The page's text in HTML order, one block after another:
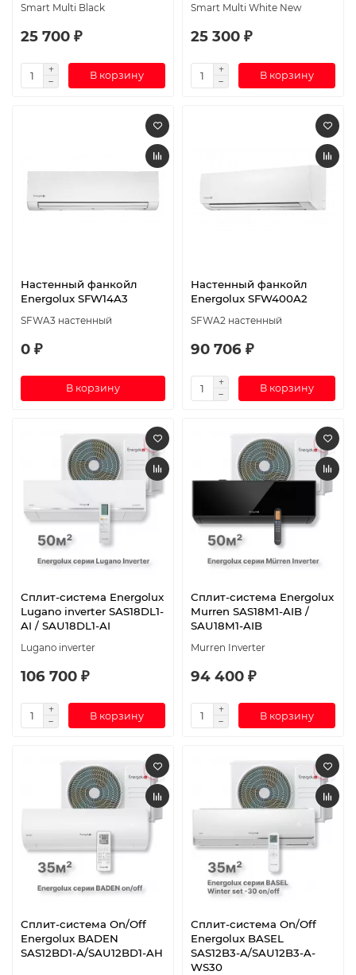
Smart Multi Black
25 700 ₽
В корзину
Smart Multi White New
25 300 ₽
В корзину
Настенный фанкойл
Energolux SFW14A3
SFWA3 настенный
0 ₽
В корзину
Настенный фанкойл
Energolux SFW400A2
SFWA2 настенный
90 706 ₽
В корзину
Сплит-система Energolux
Lugano inverter SAS18DL1-
AI / SAU18DL1-AI
Lugano inverter
106 700 ₽
В корзину
Сплит-система Energolux
Murren SAS18M1-AIB /
SAU18M1-AIB
Murren Inverter
94 400 ₽
В корзину
Сплит-система On/Off
Energolux BADEN
SAS12BD1-A/SAU12BD1-AH
Сплит-система On/Off
Energolux BASEL
SAS12B3-A/SAU12B3-A-
WS30